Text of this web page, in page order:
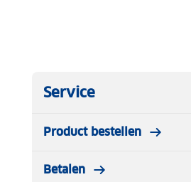
Service
Product bestellen
Betalen